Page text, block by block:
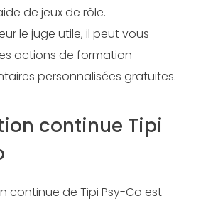
de jeux de rôle.
le juge utile, il peut vous
actions de formation
personnalisées gratuites.
continue Tipi
continue de Tipi Psy-Co est